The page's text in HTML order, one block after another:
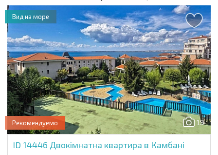
19
Рекомендуемо
ID 14446 Двокімнатна квартира в Камбані
Вид на море